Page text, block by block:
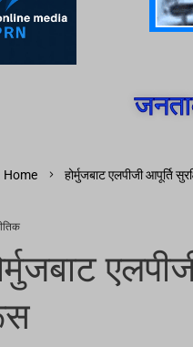
Home होर्मुजबाट एलपीजी आपूर्ति